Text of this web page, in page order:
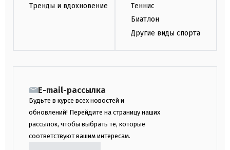
Тренды и вдохновение
Теннис
Биатлон
Другие виды спорта
E-mail-рассылка
Будьте в курсе всех новостей и
обновлений! Перейдите на страницу наших
рассылок, чтобы выбрать те, которые
соответствуют вашим интересам.